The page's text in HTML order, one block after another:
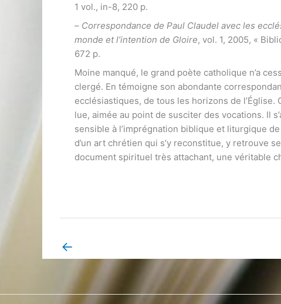
1 vol., in-8, 220 p.
– Correspondance de Paul Claudel avec les
monde et l’intention de Gloire, vol. 1, 2005, «
672 p.
Moine manqué, le grand poète catholique n’a
clergé. En témoigne son abondante
ecclésiastiques, de tous les horizons de
lue, aimée au point de susciter des vocations. Il
sensible à l’imprégnation biblique et liturgique
d’un art chrétien qui s’y reconstitue, y retrouve
document spirituel très attachant, une véritable
←